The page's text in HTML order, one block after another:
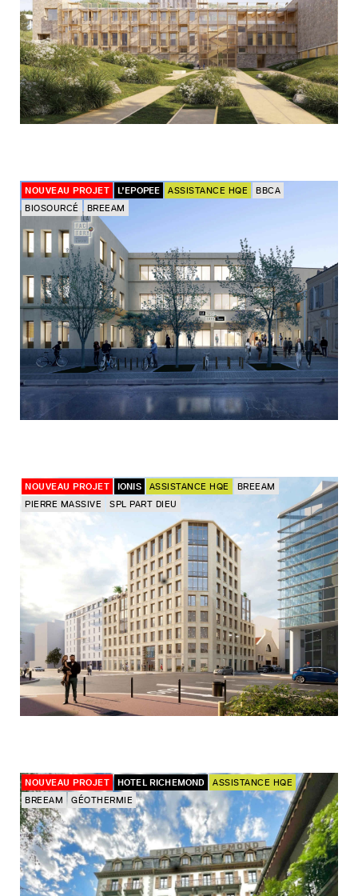
NOUVEAU PROJET L’EPOPEE ASSISTANCE HQE
BBCA
BIOSOURCÉ
BREEAM
NOUVEAU PROJET IONIS ASSISTANCE HQE
BREEAM
PIERRE MASSIVE
SPL PART DIEU
NOUVEAU PROJET HOTEL RICHEMOND
ASSISTANCE HQE
BREEAM
GÉOTHERMIE